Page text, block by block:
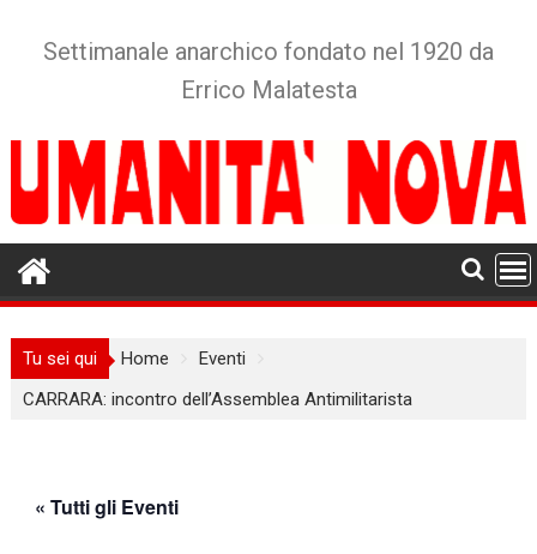
Settimanale anarchico fondato nel 1920 da
Errico Malatesta
Tu sei qui Home
Eventi
CARRARA: incontro dell’Assemblea Antimilitarista
« Tutti gli Eventi